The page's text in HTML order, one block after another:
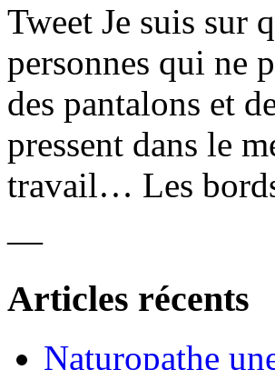
Tweet Je suis sur
personnes qui ne
des pantalons et
pressent dans le
travail… Les
—
Articles récents
Naturopathe